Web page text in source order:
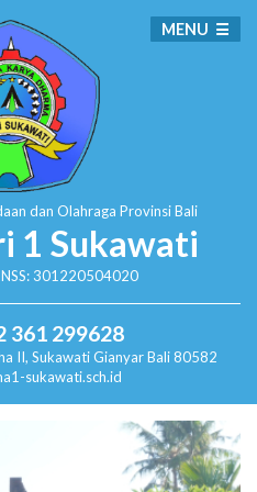
dan Olahraga Provinsi Bali
1 Sukawati
301220504020
361 299628
II, SukawatiGianyar Bali 80582
sukawati.sch.id
MENU